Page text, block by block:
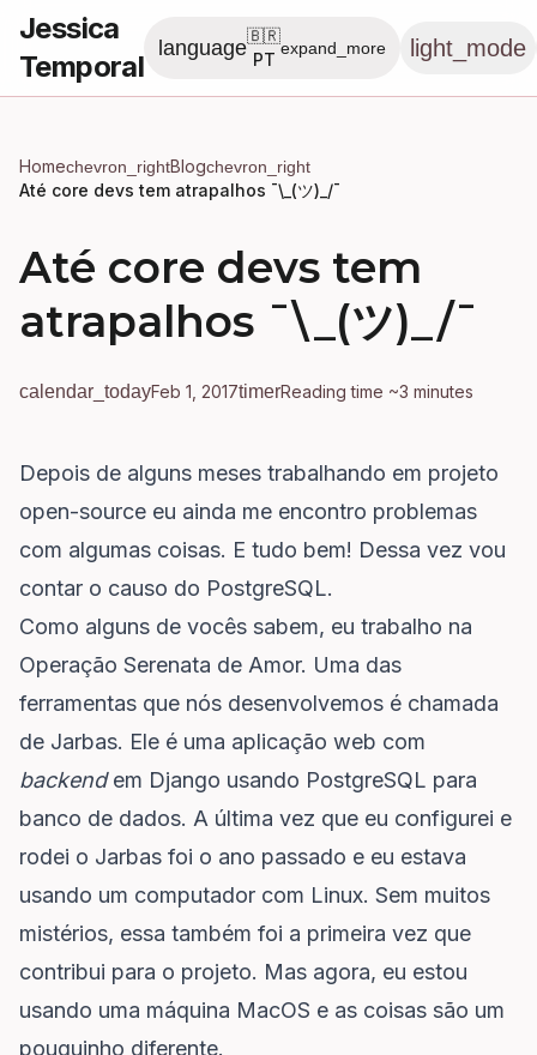
Jessica
Temporal
language
🇧🇷
PT
expand_more light_mode
Homechevron_rightBlogchevron_right
Até core devs tem atrapalhos ¯\_(ツ)_/¯
Até core devs tem
atrapalhos ¯\_(ツ)_/¯
calendar_todayFeb 1, 2017timerReading time ~3 minutes
Depois de alguns meses trabalhando em projeto
open-source eu ainda me encontro problemas
com algumas coisas. E tudo bem! Dessa vez vou
contar o causo do PostgreSQL.
Como alguns de vocês sabem, eu trabalho na
Operação Serenata de Amor. Uma das
ferramentas que nós desenvolvemos é chamada
de Jarbas. Ele é uma aplicação web com
backendem Django usando PostgreSQL para
banco de dados. A última vez que eu configurei e
rodei o Jarbas foi o ano passado e eu estava
usando um computador com Linux. Sem muitos
mistérios, essa também foi a primeira vez que
contribui para o projeto. Mas agora, eu estou
usando uma máquina MacOS e as coisas são um
pouquinho diferente.